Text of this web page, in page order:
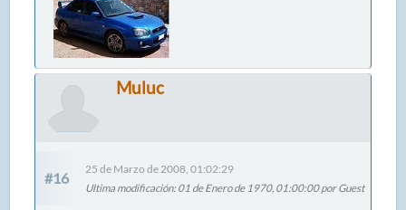
Muluc
#16
25 de Marzo de 2008, 01:02:29
Ultima modificación: 01 de Enero de 1970, 01:00:00 por Guest